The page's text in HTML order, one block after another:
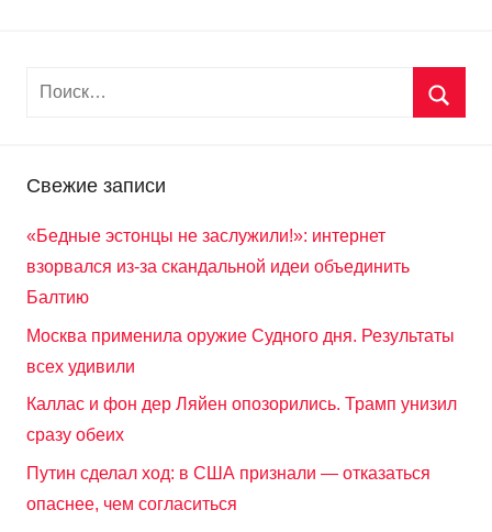
Свежие записи
«Бедные эстонцы не заслужили!»: интернет
взорвался из-за скандальной идеи объединить
Балтию
Москва применила оружие Судного дня. Результаты
всех удивили
Каллас и фон дер Ляйен опозорились. Трамп унизил
сразу обеих
Путин сделал ход: в США признали — отказаться
опаснее, чем согласиться